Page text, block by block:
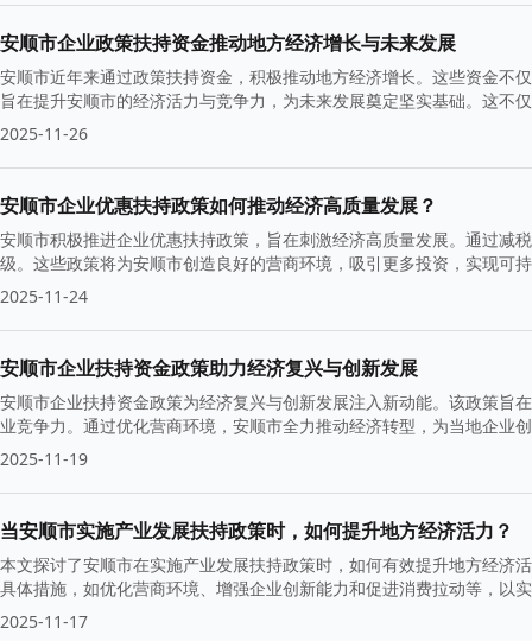
安顺市企业政策扶持资金推动地方经济增长与未来发展
安顺市近年来通过政策扶持资金，积极推动地方经济增长。这些资金不
旨在提升安顺市的经济活力与竞争力，为未来发展奠定坚实基础。这不
2025-11-26
安顺市企业优惠扶持政策如何推动经济高质量发展？
安顺市积极推进企业优惠扶持政策，旨在刺激经济高质量发展。通过减
级。这些政策将为安顺市创造良好的营商环境，吸引更多投资，实现可
2025-11-24
安顺市企业扶持资金政策助力经济复兴与创新发展
安顺市企业扶持资金政策为经济复兴与创新发展注入新动能。该政策旨
业竞争力。通过优化营商环境，安顺市全力推动经济转型，为当地企业
2025-11-19
当安顺市实施产业发展扶持政策时，如何提升地方经济活力？
本文探讨了安顺市在实施产业发展扶持政策时，如何有效提升地方经济
具体措施，如优化营商环境、增强企业创新能力和促进消费拉动等，以
2025-11-17